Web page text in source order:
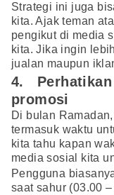
Strategi ini juga
kita. Ajak teman
pengikut di media
kita. Jika ingin
jualan maupun
4. Perhatikan
promosi
Di bulan
termasuk waktu
kita tahu kapan
media sosial kita
Pengguna
saat sahur (03.00